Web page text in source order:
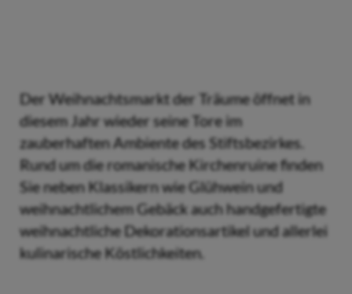
Der Weihnachtsmarkt der Träume öffnet in
diesem Jahr wieder seine Tore im
zauberhaften Ambiente des Stiftsbezirkes.
Rund um die romanische Kirchenruine finden
Sie neben Klassikern wie Glühwein und
weihnachtlichem Gebäck auch handgefertigte
weihnachtliche Dekorationsartikel und allerlei
kulinarische Köstlichkeiten.